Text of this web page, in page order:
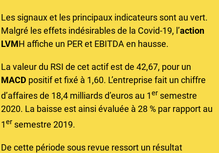
Les signaux et les principaux indicateurs sont au vert.
Malgré les effets indésirables de la Covid-19, l’action
LVMH affiche un PER et EBITDA en hausse.
La valeur du RSI de cet actif est de 42,67, pour un
MACD positif et fixé à 1,60. L’entreprise fait un chiffre
d’affaires de 18,4 milliards d’euros au 1er semestre
2020. La baisse est ainsi évaluée à 28 % par rapport au
1er semestre 2019.
De cette période sous revue ressort un résultat